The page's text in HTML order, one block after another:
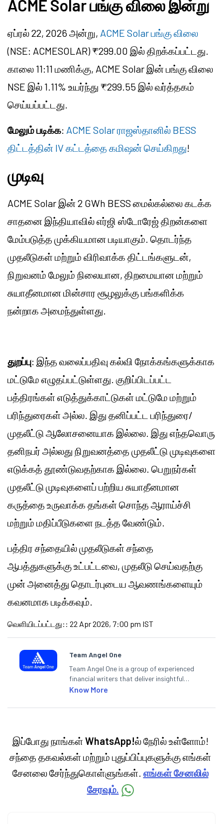
ACME Solar பங்கு விலை இன்று
ஏப்ரல் 22, 2026 அன்று, ACME Solar பங்கு விலை
(NSE: ACMESOLAR) ₹299.00 இல் திறக்கப்பட்டது.
காலை 11:11 மணிக்கு, ACME Solar இன் பங்கு விலை
NSE இல் 1.11% உயர்ந்து ₹299.55 இல் வர்த்தகம்
செய்யப்பட்டது.
மேலும் படிக்க: ACME Solar ராஜஸ்தானில் BESS
திட்டத்தின் IV கட்டத்தை கமிஷன் செய்கிறது!
முடிவு
ACME Solar இன் 2 GWh BESS மைல்கல்லை கடக்க
சாதனை இந்தியாவில் எர்ஜி ஸ்டோரேஜ் திறன்களை
மேம்படுத்த முக்கியமான படியாகும். தொடர்ந்த
முதலீடுகள் மற்றும் விரிவாக்க திட்டங்களுடன்,
நிறுவனம் மேலும் நிலையான, திறமையான மற்றும்
சுயாதீனமான மின்சார சூழலுக்கு பங்களிக்க
நன்றாக அமைந்துள்ளது.
துறப்பு: இந்த வலைப்பதிவு கல்வி நோக்கங்களுக்காக
மட்டுமே எழுதப்பட்டுள்ளது. குறிப்பிடப்பட்ட
பத்திரங்கள் எடுத்துக்காட்டுகள் மட்டுமே மற்றும்
பரிந்துரைகள் அல்ல. இது தனிப்பட்ட பரிந்துரை/
முதலீட்டு ஆலோசனையாக இல்லை. இது எந்தவொரு
தனிநபர் அல்லது நிறுவனத்தை முதலீட்டு முடிவுகளை
எடுக்கத் தூண்டுவதற்காக இல்லை. பெறுநர்கள்
முதலீட்டு முடிவுகளைப் பற்றிய சுயாதீனமான
கருத்தை உருவாக்க தங்கள் சொந்த ஆராய்ச்சி
மற்றும் மதிப்பீடுகளை நடத்த வேண்டும்.
பத்திர சந்தையில் முதலீடுகள் சந்தை
ஆபத்துகளுக்கு உட்பட்டவை, முதலீடு செய்வதற்கு
முன் அனைத்து தொடர்புடைய ஆவணங்களையும்
கவனமாக படிக்கவும்.
வெளியிடப்பட்டது: : 22 Apr 2026, 7:00 pm IST
Team Angel One
Team Angel One is a group of experienced
financial writers that deliver insightful
articles on the stock market, IPO, economy,
categories.
Know More
இப்போது நாங்கள் WhatsApp!ல் நேரில் உள்ளோம்!
சந்தை தகவல்கள் மற்றும் புதுப்பிப்புகளுக்கு எங்கள்
சேனலை சேர்ந்துகொள்ளுங்கள். எங்கள் சேனலில்
சேரவும்.